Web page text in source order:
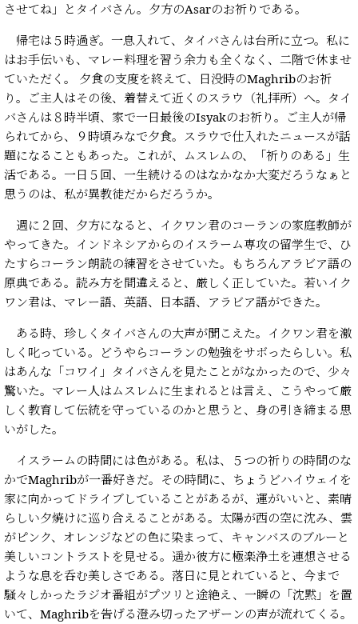
させてね」とタイバさん。夕方のAsarのお祈りである。
帰宅は５時過ぎ。一息入れて、タイバさんは台所に立つ。私に
はお手伝いも、マレー料理を習う余力も全くなく、二階で休ませ
ていただく。 夕食の支度を終えて、日没時のMaghribのお祈
り。ご主人はその後、着替えて近くのスラウ（礼拝所）へ。タイ
バさんは８時半頃、家で一日最後のIsyakのお祈り。ご主人が帰
られてから、９時頃みなで夕食。スラウで仕入れたニュースが話
題になることもあった。これが、ムスレムの、「祈りのある」生
活である。一日５回、一生続けるのはなかなか大変だろうなぁと
思うのは、私が異教徒だからだろうか。
週に２回、夕方になると、イクワン君のコーランの家庭教師が
やってきた。インドネシアからのイスラーム専攻の留学生で、ひ
たすらコーラン朗読の練習をさせていた。もちろんアラビア語の
原典である。読み方を間違えると、厳しく正していた。若いイク
ワン君は、マレー語、英語、日本語、アラビア語ができた。
ある時、珍しくタイバさんの大声が聞こえた。イクワン君を激
しく叱っている。どうやらコーランの勉強をサボったらしい。私
はあんな「コワイ」タイバさんを見たことがなかったので、少々
驚いた。マレー人はムスレムに生まれるとは言え、こうやって厳
しく教育して伝統を守っているのかと思うと、身の引き締まる思
いがした。
イスラームの時間には色がある。私は、５つの祈りの時間のな
かでMaghribが一番好きだ。その時間に、ちょうどハイウェイを
家に向かってドライブしていることがあるが、運がいいと、素晴
らしい夕焼けに巡り合えることがある。太陽が西の空に沈み、雲
がピンク、オレンジなどの色に染まって、キャンバスのブルーと
美しいコントラストを見せる。遥か彼方に極楽浄土を連想させる
ような息を呑む美しさである。落日に見とれていると、今まで
騒々しかったラジオ番組がプツリと途絶え、一瞬の「沈黙」を置
いて、Maghribを告げる澄み切ったアザーンの声が流れてくる。